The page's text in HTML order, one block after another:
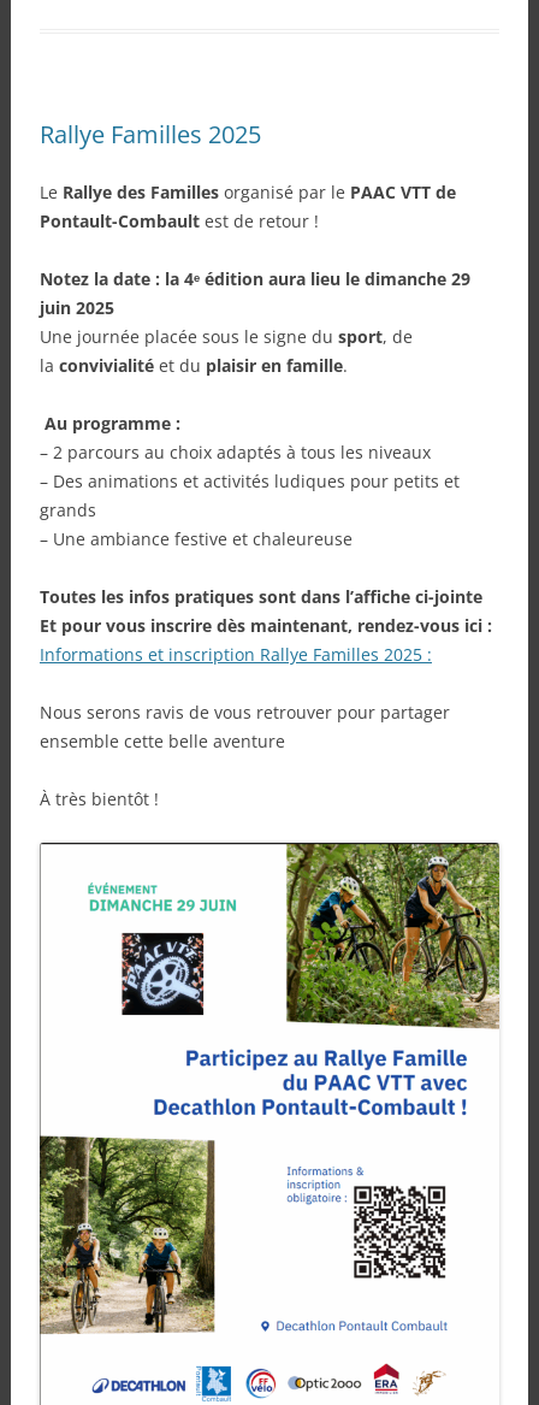
Rallye Familles 2025
Le Rallye des Famillesorganisé par le PAAC VTT de
Pontault-Combaultest de retour !
Notez la date : la 4ᵉ édition aura lieu le dimanche 29
juin 2025
Une journée placée sous le signe du sport, de
la convivialitéet du plaisir en famille.
Au programme :
– 2 parcours au choix adaptés à tous les niveaux
– Des animations et activités ludiques pour petits et
grands
– Une ambiance festive et chaleureuse
Toutes les infos pratiques sont dans l’affiche ci-jointe
Et pour vous inscrire dès maintenant, rendez-vous ici :
Informations et inscription Rallye Familles 2025 :
Nous serons ravis de vous retrouver pour partager
ensemble cette belle aventure
À très bientôt !